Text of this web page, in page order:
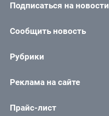
Подписаться на новости
Сообщить новость
Рубрики
Реклама на сайте
Прайс-лист